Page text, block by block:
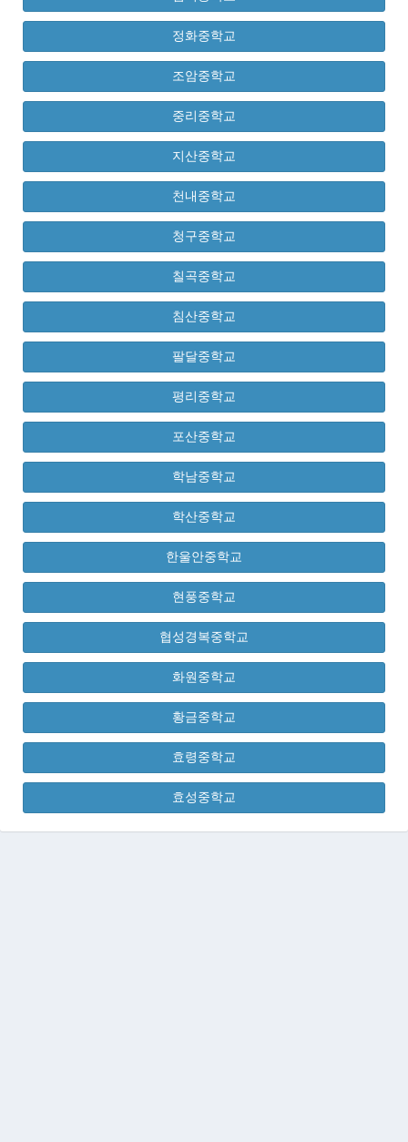
정화중학교
조암중학교
중리중학교
지산중학교
천내중학교
청구중학교
칠곡중학교
침산중학교
팔달중학교
평리중학교
포산중학교
학남중학교
학산중학교
한울안중학교
현풍중학교
협성경복중학교
화원중학교
황금중학교
효령중학교
효성중학교